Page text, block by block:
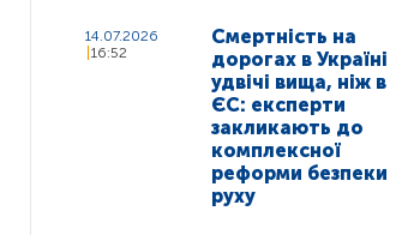
14.07.2026
16:52
Смертність на
дорогах в Україні
удвічі вища, ніж в
ЄС: експерти
закликають до
комплексної
реформи безпеки
руху